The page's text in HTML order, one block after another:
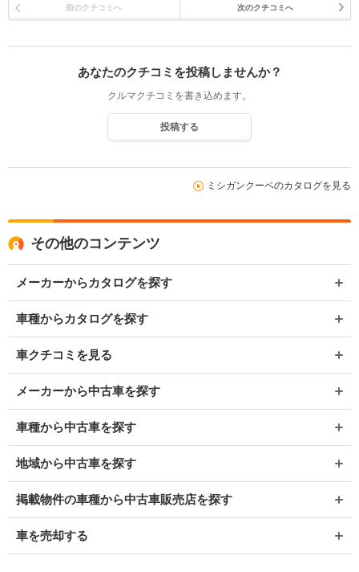
前のクチコミへ 次のクチコミへ
あなたのクチコミを投稿しませんか？
クルマクチコミを書き込めます。
投稿する
ミシガンクーペのカタログを見る
その他のコンテンツ
メーカーからカタログを探す
車種からカタログを探す
車クチコミを見る
メーカーから中古車を探す
車種から中古車を探す
地域から中古車を探す
掲載物件の車種から中古車販売店を探す
車を売却する